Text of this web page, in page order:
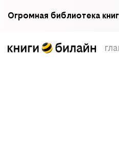
Огромная библиотека